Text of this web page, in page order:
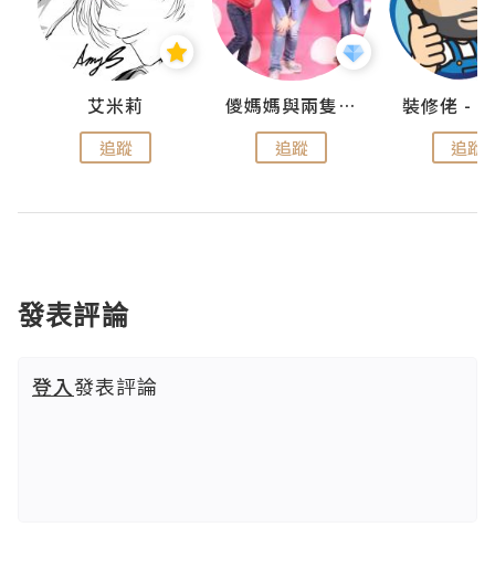
艾米莉
追蹤
儍媽媽與兩隻小魔怪之家
追蹤 追蹤
發表評論
登入發表評論